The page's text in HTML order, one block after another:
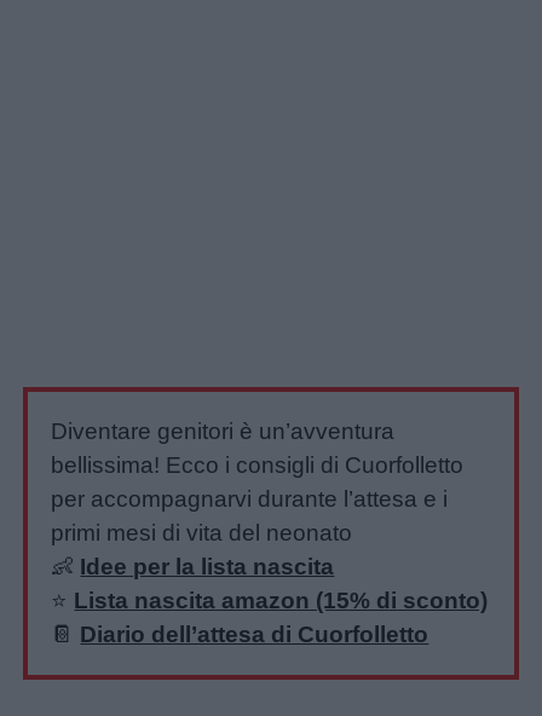
Diventare genitori è un’avventura
bellissima! Ecco i consigli di Cuorfolletto
per accompagnarvi durante l’attesa e i
primi mesi di vita del neonato
👶 Idee per la lista nascita
⭐️ Lista nascita amazon (15% di sconto)
📔 Diario dell’attesa di Cuorfolletto